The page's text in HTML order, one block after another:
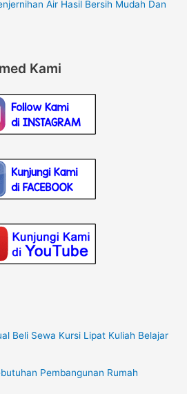
Air Hasil Bersih Mudah Dan
Kami